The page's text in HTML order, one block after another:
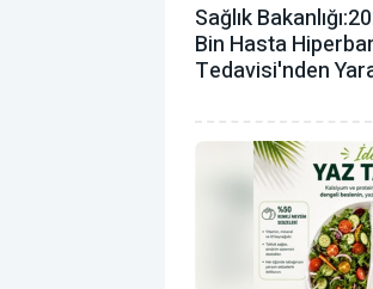
Sağlık
Bin Hasta
Tedavisi'nden